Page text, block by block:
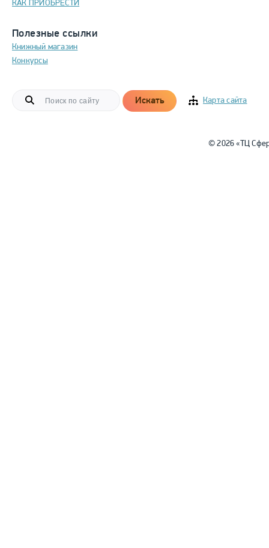
КАК ПРИОБРЕСТИ
Полезные ссылки
Книжный магазин
Конкурсы
Искать Карта сайта
© 2026 «ТЦ